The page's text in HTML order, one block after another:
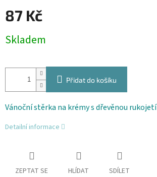
87 Kč
cena:
Skladem
Přidat do košíku
Vánoční stěrka na krémy s dřevěnou rukojetí
Detailní informace
ZEPTAT SE HLÍDAT SDÍLET